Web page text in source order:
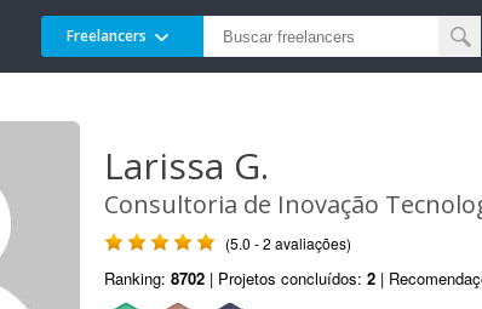
Freelancers
Larissa G.
Consultoria de Inovação
(5.0 - 2 avaliações)
Ranking: 8702 | Projetos concluídos: 2 |